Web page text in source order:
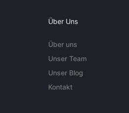
Über Uns
Über uns
Unser Team
Unser Blog
Kontakt